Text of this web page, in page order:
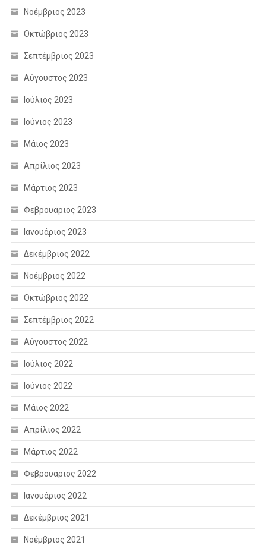
Νοέμβριος 2023
Οκτώβριος 2023
Σεπτέμβριος 2023
Αύγουστος 2023
Ιούλιος 2023
Ιούνιος 2023
Μάιος 2023
Απρίλιος 2023
Μάρτιος 2023
Φεβρουάριος 2023
Ιανουάριος 2023
Δεκέμβριος 2022
Νοέμβριος 2022
Οκτώβριος 2022
Σεπτέμβριος 2022
Αύγουστος 2022
Ιούλιος 2022
Ιούνιος 2022
Μάιος 2022
Απρίλιος 2022
Μάρτιος 2022
Φεβρουάριος 2022
Ιανουάριος 2022
Δεκέμβριος 2021
Νοέμβριος 2021